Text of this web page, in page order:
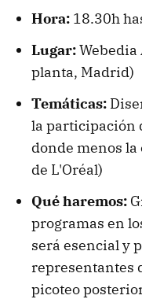
Hora: 18.30h
Lugar:Webedia
planta, Madrid)
Temáticas:
la participación
donde menos
de L'Oréal)
Qué haremos:
programas en
será esencial y
representantes
picoteo